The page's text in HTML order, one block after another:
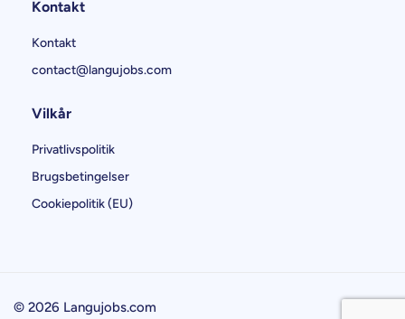
Kontakt
Kontakt
contact@langujobs.com
Vilkår
Privatlivspolitik
Brugsbetingelser
Cookiepolitik (EU)
© 2026 Langujobs.com